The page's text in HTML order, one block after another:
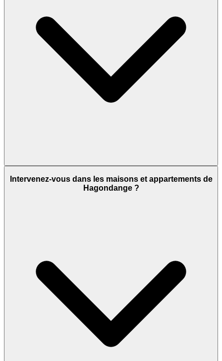
Intervenez-vous dans les maisons et appartements de
Hagondange ?